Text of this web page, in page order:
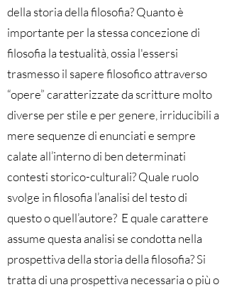
della storia della filosofia? Quanto è
importante per la stessa concezione di
filosofia la testualità, ossia l'essersi
trasmesso il sapere filosofico attraverso
“opere” caratterizzate da scritture molto
diverse per stile e per genere, irriducibili a
mere sequenze di enunciati e sempre
calate all’interno di ben determinati
contesti storico-culturali? Quale ruolo
svolge in filosofia l’analisi del testo di
questo o quell’autore? E quale carattere
assume questa analisi se condotta nella
prospettiva della storia della filosofia? Si
tratta di una prospettiva necessaria o più o